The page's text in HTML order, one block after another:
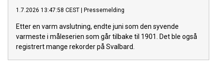
1.7.2026 13:47:58 CEST Pressemelding
Etter en varm avslutning, endte juni som den syvende
varmeste i måleserien som går tilbake til 1901. Det ble også
registrert mange rekorder på Svalbard.